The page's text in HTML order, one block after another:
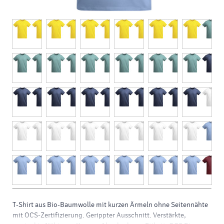
T-Shirt aus Bio-Baumwolle mit kurzen Ärmeln ohne Seitennähte
mit OCS-Zertifizierung. Gerippter Ausschnitt. Verstärkte,